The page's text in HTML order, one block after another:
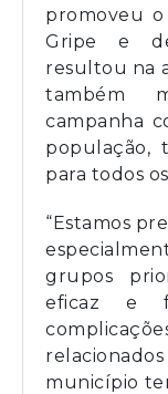
promoveu
Gripe e
resultou na
também
campanha
população,
para todos
“Estamos
grupos
eficaz e
município